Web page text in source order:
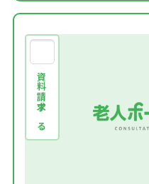
資料請求する